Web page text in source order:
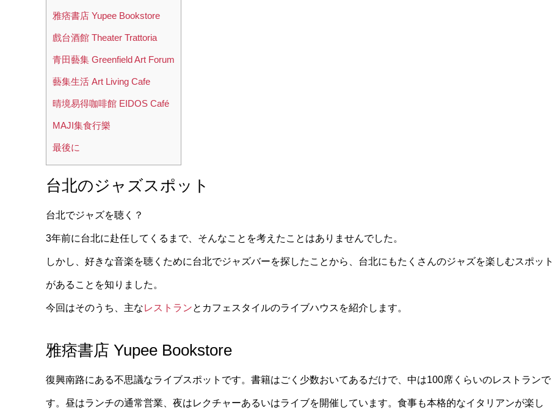
雅痞書店 Yupee Bookstore
戲台酒館 Theater Trattoria
青田藝集 Greenfield Art Forum
藝集生活 Art Living Cafe
晴境易得咖啡館 EIDOS Café
MAJI集食行樂
最後に
台北のジャズスポット
台北でジャズを聴く？
3年前に台北に赴任してくるまで、そんなことを考えたことはありませんでした。
しかし、好きな音楽を聴くために台北でジャズバーを探したことから、台北にもたくさんのジャズを楽しむスポット
があることを知りました。
今回はそのうち、主なレストランとカフェスタイルのライブハウスを紹介します。
雅痞書店 Yupee Bookstore
復興南路にある不思議なライブスポットです。書籍はごく少数おいてあるだけで、中は100席くらいのレストランで
す。昼はランチの通常営業、夜はレクチャーあるいはライブを開催しています。食事も本格的なイタリアンが楽し